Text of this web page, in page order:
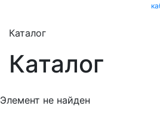
Каталог
Каталог
Элемент не найден